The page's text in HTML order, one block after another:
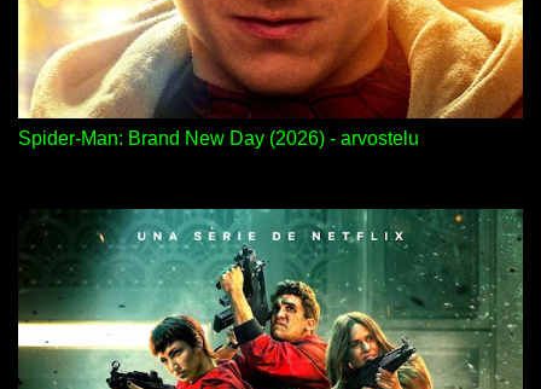
Spider-Man: Brand New Day (2026) - arvostelu